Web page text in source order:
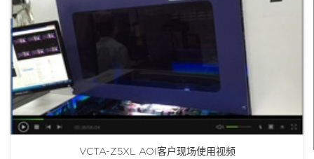
VCTA-Z5XL AOI客户现场使用视频